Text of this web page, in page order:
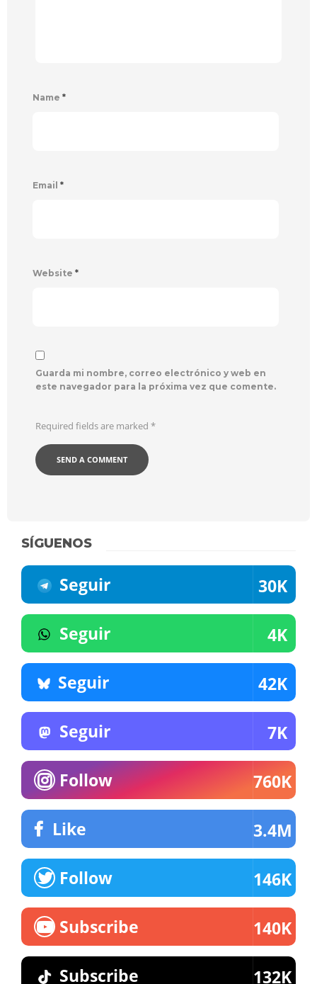
Name *
Email *
Website *
Guarda mi nombre, correo electrónico y web en
este navegador para la próxima vez que comente.
Required fields are marked *
SÍGUENOS
Seguir 30K
Seguir 4K
Seguir 42K
Seguir 7K
Follow 760K
Like 3.4M
Follow 146K
Subscribe 140K
Subscribe 132K